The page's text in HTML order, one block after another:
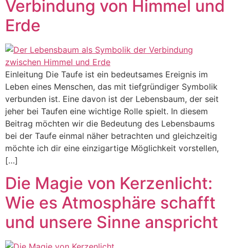
Verbindung von Himmel und
Erde
Einleitung Die Taufe ist ein bedeutsames Ereignis im
Leben eines Menschen, das mit tiefgründiger Symbolik
verbunden ist. Eine davon ist der Lebensbaum, der seit
jeher bei Taufen eine wichtige Rolle spielt. In diesem
Beitrag möchten wir die Bedeutung des Lebensbaums
bei der Taufe einmal näher betrachten und gleichzeitig
möchte ich dir eine einzigartige Möglichkeit vorstellen,
[…]
Die Magie von Kerzenlicht:
Wie es Atmosphäre schafft
und unsere Sinne anspricht